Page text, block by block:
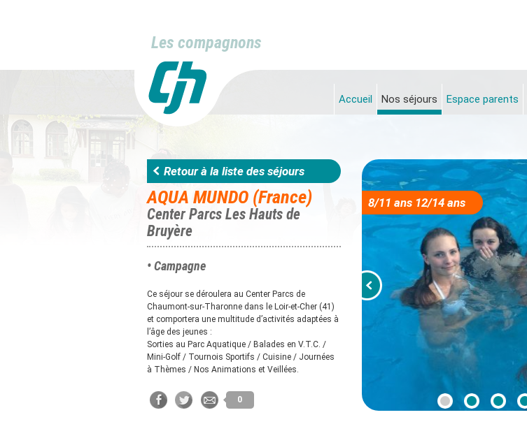
Les compagnons
Accueil Nos séjours Espace parents
Retour à la liste des séjours
AQUA MUNDO (France)
Center Parcs Les Hauts de
Bruyère
• Campagne
Ce séjour se déroulera au Center Parcs de
Chaumont-sur-Tharonne dans le Loir-et-Cher (41)
et comportera une multitude d’activités adaptées à
l’âge des jeunes :
Sorties au Parc Aquatique / Balades en V.T.C. /
Mini-Golf / Tournois Sportifs / Cuisine / Journées
à Thèmes / Nos Animations et Veillées.
0
8/11 ans 12/14 ans